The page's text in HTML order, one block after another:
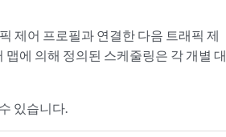
제어 프로필과 연결한 다음 트래픽 제
에 의해 정의된 스케줄링은 각 개별 대
있습니다.